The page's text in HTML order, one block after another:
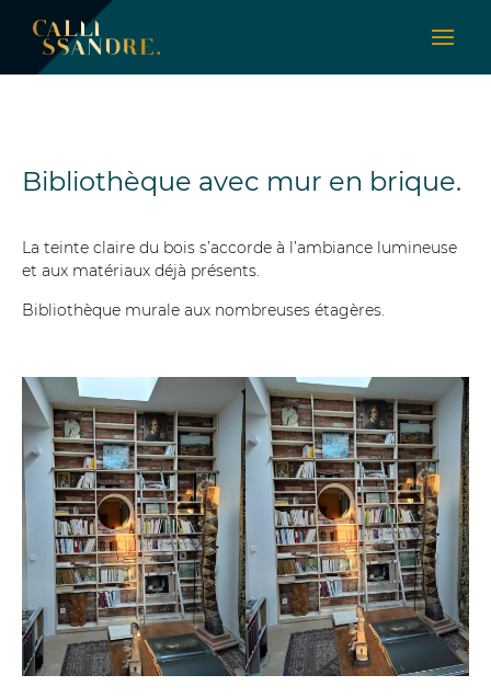
Bibliothèque avec mur en brique.
La teinte claire du bois s’accorde à l’ambiance lumineuse
et aux matériaux déjà présents.
Bibliothèque murale aux nombreuses étagères.